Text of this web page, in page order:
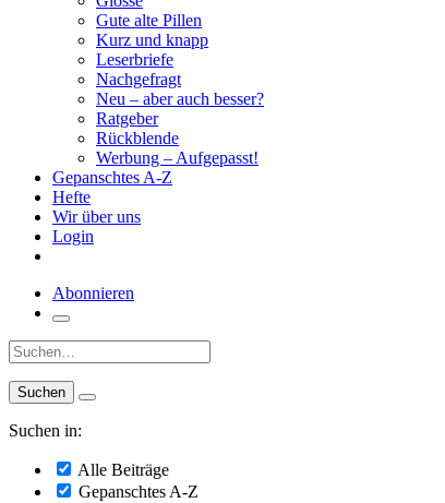
Gute alte Pillen
Kurz und knapp
Leserbriefe
Nachgefragt
Neu – aber auch besser?
Ratgeber
Rückblende
Werbung – Aufgepasst!
Gepanschtes A-Z
Hefte
Wir über uns
Login
Abonnieren
Suche:
Suchen in:
Alle Beiträge
Gepanschtes A-Z